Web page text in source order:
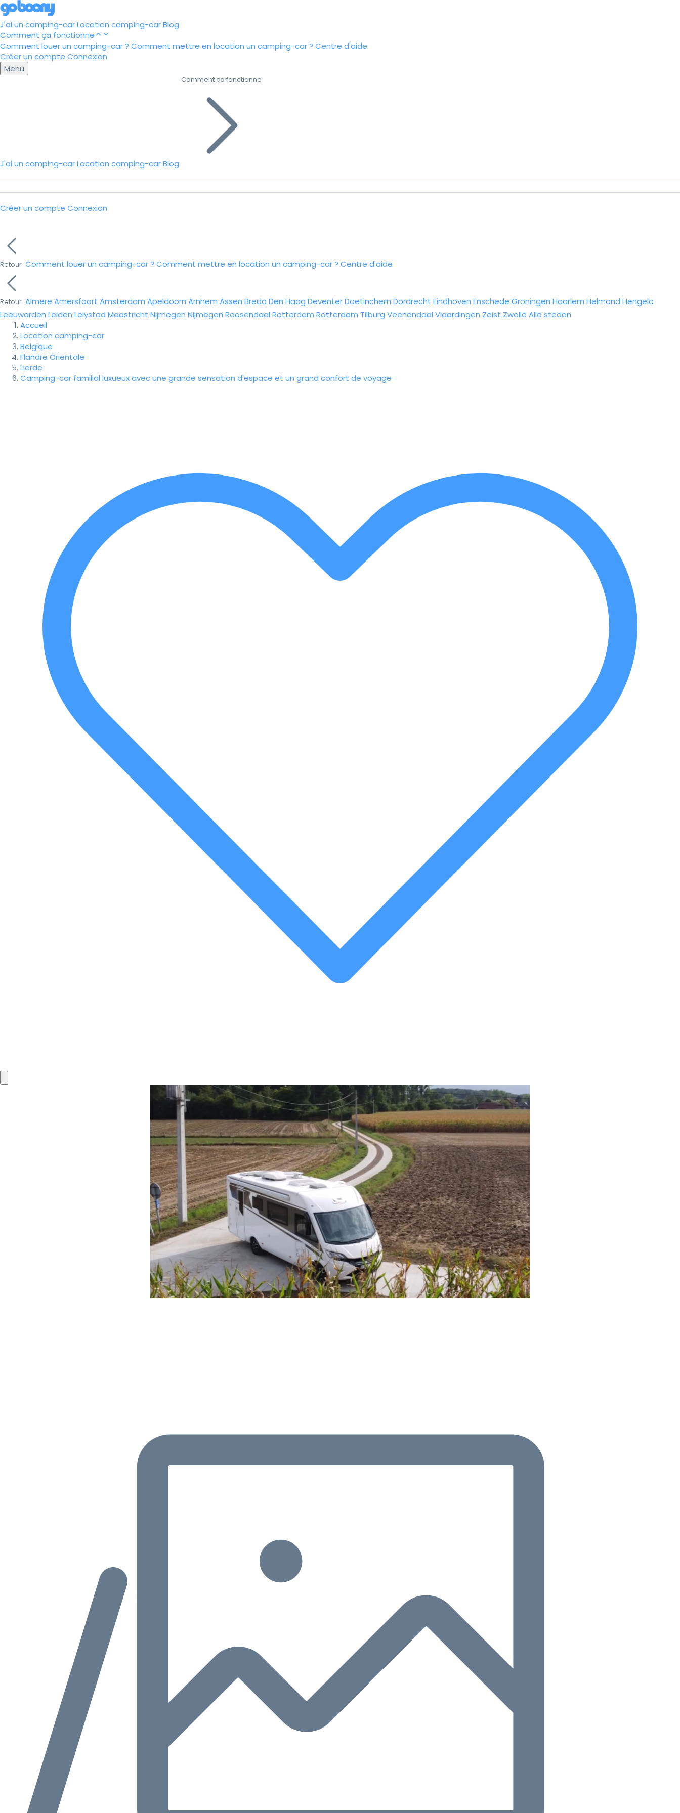
J'ai un camping-carLocation camping-carBlog
Comment ça fonctionne
Comment louer un camping-car ? Comment mettre en location un camping-car ? Centre d'aide
Créer un compte Connexion
Menu
J'ai un camping-carLocation camping-carBlog
Comment ça fonctionne
Créer un compte Connexion
Retour Comment louer un camping-car ? Comment mettre en location un camping-car ? Centre d'aide
Retour Almere Amersfoort Amsterdam Apeldoorn Arnhem Assen Breda Den Haag DeventerDoetinchem Dordrecht Eindhoven Enschede Groningen Haarlem Helmond Hengelo
Leeuwarden Leiden Lelystad Maastricht Nijmegen Nijmegen Roosendaal Rotterdam Rotterdam Tilburg Veenendaal Vlaardingen Zeist Zwolle Alle steden
Accueil
Location camping-car
Belgique
Flandre Orientale
Lierde
Camping-car familial luxueux avec une grande sensation d'espace et un grand confort de voyage